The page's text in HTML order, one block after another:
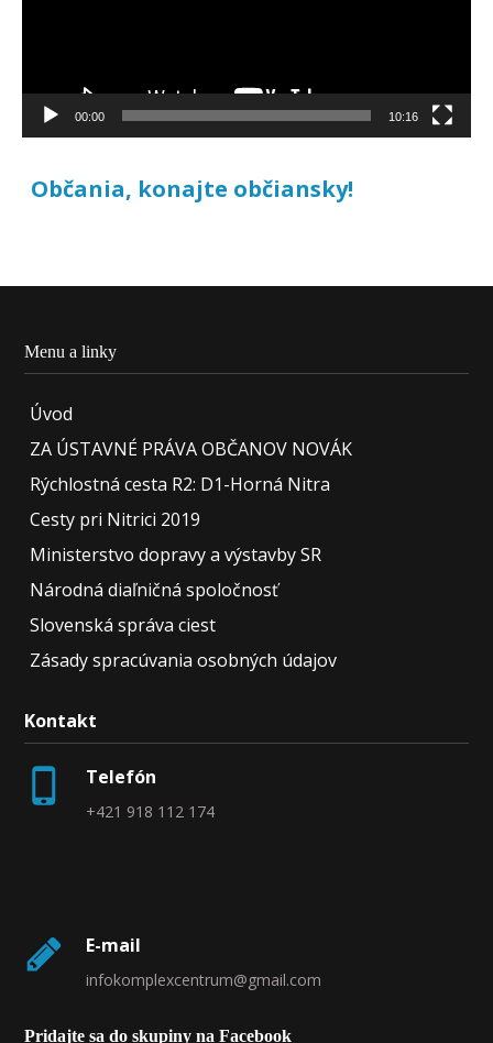
00:00 10:16
Občania, konajte občiansky!
Menu a linky
Úvod
ZA ÚSTAVNÉ PRÁVA OBČANOV NOVÁK
Rýchlostná cesta R2: D1-Horná Nitra
Cesty pri Nitrici 2019
Ministerstvo dopravy a výstavby SR
Národná diaľničná spoločnosť
Slovenská správa ciest
Zásady spracúvania osobných údajov
Kontakt
Telefón
+421 918 112 174
E-mail
infokomplexcentrum@gmail.com
Pridajte sa do skupiny na Facebook